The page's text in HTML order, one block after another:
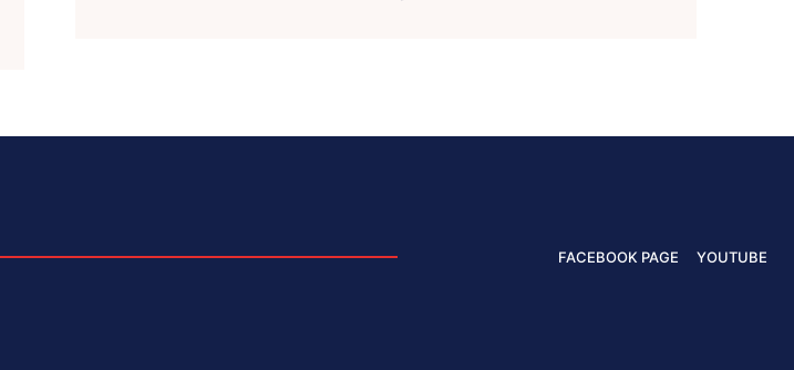
FACEBOOK PAGE YOUTUBE